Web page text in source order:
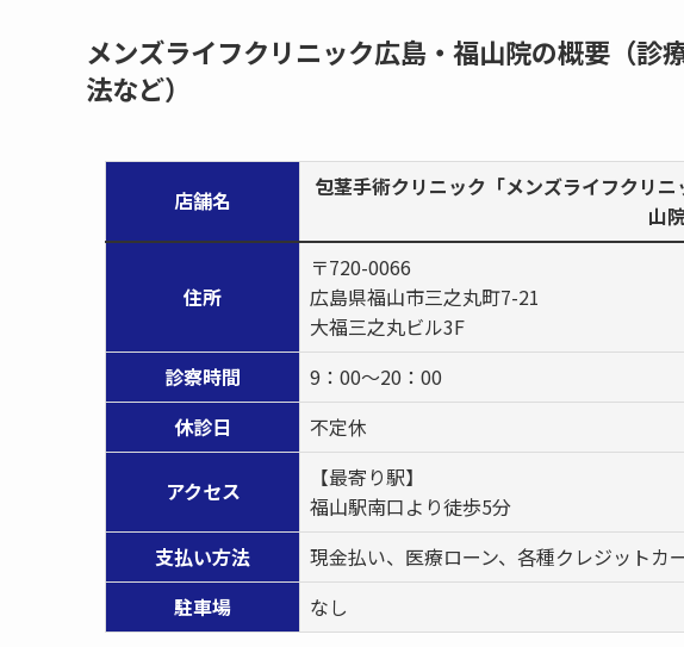
メンズライフクリニック広島・福山院の概要（診
法など）
店舗名
包茎手術クリニック「メンズライフクリ
山
住所
〒720-0066
広島県福山市三之丸町7-21
大福三之丸ビル3F
診察時間
9：00～20：00
休診日
不定休
アクセス
【最寄り駅】
福山駅南口より徒歩5分
支払い方法
現金払い、医療ローン、各種クレジットカ
駐車場
なし